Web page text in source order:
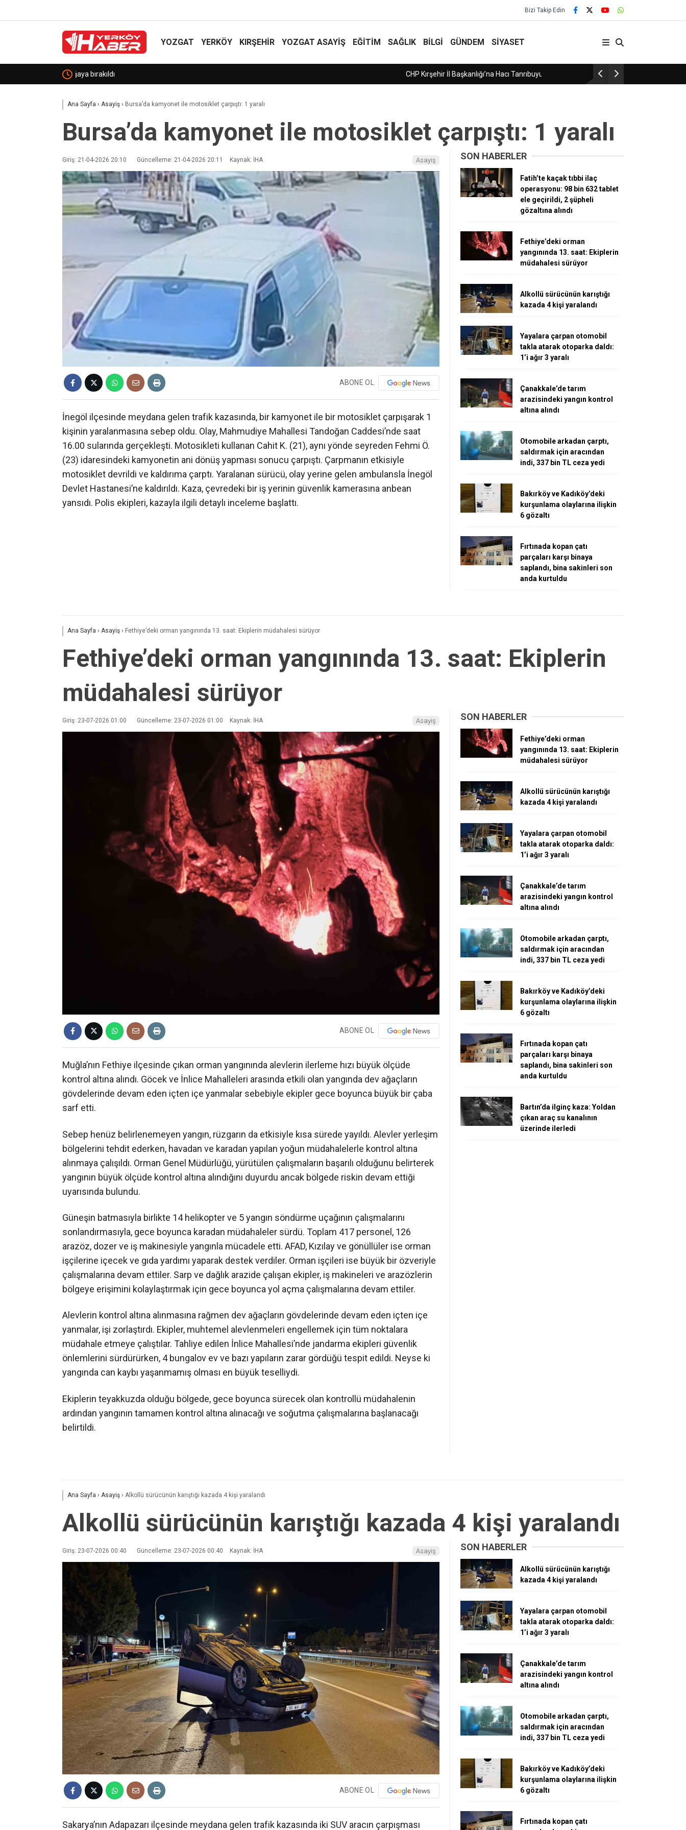
Bizi Takip Edin
YOZGAT YERKÖY KIRŞEHİR YOZGAT ASAYIŞ EĞİTİM SAĞLIK BİLGİ GÜNDEM SİYASET
CHP Kırşehir İl Başkanlığı’na Hacı Tanrıbuyurdu görevlendirildi Sosyal medya paylaşımları ele verdi, drift
Ana Sayfa › Asayiş › Bursa’da kamyonet ile motosiklet çarpıştı: 1 yaralı
Bursa’da kamyonet ile motosiklet çarpıştı: 1 yaralı
Giriş: 21-04-2026 20:10 Güncelleme: 21-04-2026 20:11 Kaynak: İHA Asayiş
ABONE OL
İnegöl ilçesinde meydana gelen trafik kazasında, bir kamyonet ile bir motosiklet çarpışarak 1
kişinin yaralanmasına sebep oldu. Olay, Mahmudiye Mahallesi Tandoğan Caddesi’nde saat
16.00 sularında gerçekleşti. Motosikleti kullanan Cahit K. (21), aynı yönde seyreden Fehmi Ö.
(23) idaresindeki kamyonetin ani dönüş yapması sonucu çarpıştı. Çarpmanın etkisiyle
motosiklet devrildi ve kaldırıma çarptı. Yaralanan sürücü, olay yerine gelen ambulansla İnegöl
Devlet Hastanesi’ne kaldırıldı. Kaza, çevredeki bir iş yerinin güvenlik kamerasına anbean
yansıdı. Polis ekipleri, kazayla ilgili detaylı inceleme başlattı.
SON HABERLER
Fatih’te kaçak tıbbi ilaç
operasyonu: 98 bin 632 tablet
ele geçirildi, 2 şüpheli
gözaltına alındı
Fethiye’deki orman
yangınında 13. saat: Ekiplerin
müdahalesi sürüyor
Alkollü sürücünün karıştığı
kazada 4 kişi yaralandı
Yayalara çarpan otomobil
takla atarak otoparka daldı:
1’i ağır 3 yaralı
Çanakkale’de tarım
arazisindeki yangın kontrol
altına alındı
Otomobile arkadan çarptı,
saldırmak için aracından
indi, 337 bin TL ceza yedi
Bakırköy ve Kadıköy’deki
kurşunlama olaylarına ilişkin
6 gözaltı
Fırtınada kopan çatı
parçaları karşı binaya
saplandı, bina sakinleri son
anda kurtuldu
Ana Sayfa › Asayiş › Fethiye’deki orman yangınında 13. saat: Ekiplerin müdahalesi sürüyor
Fethiye’deki orman yangınında 13. saat: Ekiplerin
müdahalesi sürüyor
Giriş: 23-07-2026 01:00 Güncelleme: 23-07-2026 01:00 Kaynak: İHA Asayiş
ABONE OL
Muğla’nın Fethiye ilçesinde çıkan orman yangınında alevlerin ilerleme hızı büyük ölçüde
kontrol altına alındı. Göcek ve İnlice Mahalleleri arasında etkili olan yangında dev ağaçların
gövdelerinde devam eden içten içe yanmalar sebebiyle ekipler gece boyunca büyük bir çaba
sarf etti.
Sebep henüz belirlenemeyen yangın, rüzgarın da etkisiyle kısa sürede yayıldı. Alevler yerleşim
bölgelerini tehdit ederken, havadan ve karadan yapılan yoğun müdahalelerle kontrol altına
alınmaya çalışıldı. Orman Genel Müdürlüğü, yürütülen çalışmaların başarılı olduğunu belirterek
yangının büyük ölçüde kontrol altına alındığını duyurdu ancak bölgede riskin devam ettiği
uyarısında bulundu.
Güneşin batmasıyla birlikte 14 helikopter ve 5 yangın söndürme uçağının çalışmalarını
sonlandırmasıyla, gece boyunca karadan müdahaleler sürdü. Toplam 417 personel, 126
arazöz, dozer ve iş makinesiyle yangınla mücadele etti. AFAD, Kızılay ve gönüllüler ise orman
işçilerine içecek ve gıda yardımı yaparak destek verdiler. Orman işçileri ise büyük bir özveriyle
çalışmalarına devam ettiler. Sarp ve dağlık arazide çalışan ekipler, iş makineleri ve arazözlerin
bölgeye erişimini kolaylaştırmak için gece boyunca yol açma çalışmalarına devam ettiler.
Alevlerin kontrol altına alınmasına rağmen dev ağaçların gövdelerinde devam eden içten içe
yanmalar, işi zorlaştırdı. Ekipler, muhtemel alevlenmeleri engellemek için tüm noktalara
müdahale etmeye çalıştılar. Tahliye edilen İnlice Mahallesi’nde jandarma ekipleri güvenlik
önlemlerini sürdürürken, 4 bungalov ev ve bazı yapıların zarar gördüğü tespit edildi. Neyse ki
yangında can kaybı yaşanmamış olması en büyük teselliydi.
Ekiplerin teyakkuzda olduğu bölgede, gece boyunca sürecek olan kontrollü müdahalenin
ardından yangının tamamen kontrol altına alınacağı ve soğutma çalışmalarına başlanacağı
belirtildi.
SON HABERLER
Fethiye’deki orman
yangınında 13. saat: Ekiplerin
müdahalesi sürüyor
Alkollü sürücünün karıştığı
kazada 4 kişi yaralandı
Yayalara çarpan otomobil
takla atarak otoparka daldı:
1’i ağır 3 yaralı
Çanakkale’de tarım
arazisindeki yangın kontrol
altına alındı
Otomobile arkadan çarptı,
saldırmak için aracından
indi, 337 bin TL ceza yedi
Bakırköy ve Kadıköy’deki
kurşunlama olaylarına ilişkin
6 gözaltı
Fırtınada kopan çatı
parçaları karşı binaya
saplandı, bina sakinleri son
anda kurtuldu
Bartın’da ilginç kaza: Yoldan
çıkan araç su kanalının
üzerinde ilerledi
Ana Sayfa › Asayiş › Alkollü sürücünün karıştığı kazada 4 kişi yaralandı
Alkollü sürücünün karıştığı kazada 4 kişi yaralandı
Giriş: 23-07-2026 00:40 Güncelleme: 23-07-2026 00:40 Kaynak: İHA Asayiş
ABONE OL
Sakarya’nın Adapazarı ilçesinde meydana gelen trafik kazasında iki SUV aracın çarpışması
SON HABERLER
Alkollü sürücünün karıştığı
kazada 4 kişi yaralandı
Yayalara çarpan otomobil
takla atarak otoparka daldı:
1’i ağır 3 yaralı
Çanakkale’de tarım
arazisindeki yangın kontrol
altına alındı
Otomobile arkadan çarptı,
saldırmak için aracından
indi, 337 bin TL ceza yedi
Bakırköy ve Kadıköy’deki
kurşunlama olaylarına ilişkin
6 gözaltı
Fırtınada kopan çatı